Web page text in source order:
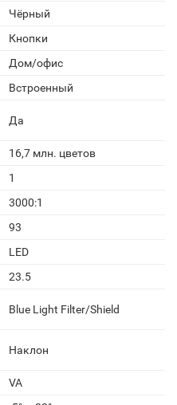
Чёрный
Кнопки
Дом/офис
Встроенный
Да
16,7 млн. цветов
1
3000:1
93
LED
23.5
Blue Light Filter/Shield
Наклон
VA